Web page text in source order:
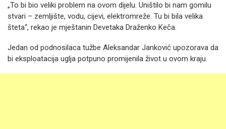
„To bi bio veliki problem na ovom dijelu. Uništilo bi nam gomilu
stvari – zemljište, vodu, cijevi, elektromreže. Tu bi bila velika
šteta“, rekao je mještanin Devetaka Draženko Keča.
Jedan od podnosilaca tužbe Aleksandar Janković upozorava da
bi eksploatacija uglja potpuno promijenila život u ovom kraju.